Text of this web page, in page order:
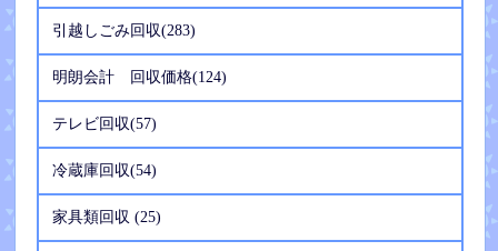
引越しごみ回収(283)
明朗会計 回収価格(124)
テレビ回収(57)
冷蔵庫回収(54)
家具類回収 (25)